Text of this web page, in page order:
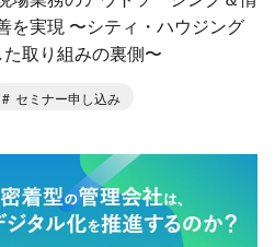
を実現 〜シティ・ハウジング
取り組みの裏側〜
セミナー申し込み